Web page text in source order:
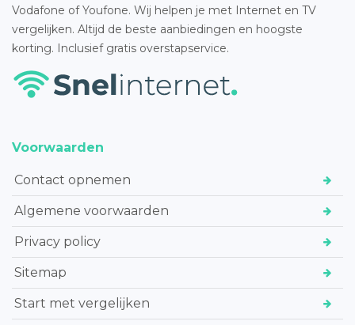
Vodafone of Youfone. Wij helpen je met Internet en TV
vergelijken. Altijd de beste aanbiedingen en hoogste
korting. Inclusief gratis overstapservice.
Voorwaarden
Contact opnemen
Algemene voorwaarden
Privacy policy
Sitemap
Start met vergelijken